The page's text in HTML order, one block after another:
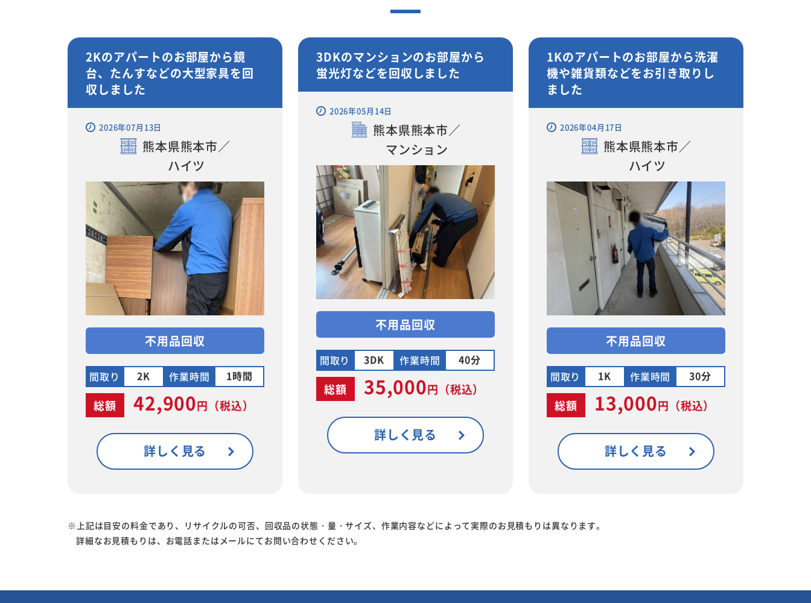
2Kのアパートのお部屋から鏡
台、たんすなどの大型家具を回
収しました
2026年07月13日
熊本県熊本市／
ハイツ
不用品回収
間取り 2K 作業時間 1時間
総額 42,900円 （税込）
詳しく見る
3DKのマンションのお部屋から
蛍光灯などを回収しました
2026年05月14日
熊本県熊本市／
マンション
不用品回収
間取り 3DK 作業時間 40分
総額 35,000円 （税込）
詳しく見る
1Kのアパートのお部屋から洗濯
機や雑貨類などをお引き取りし
ました
2026年04月17日
熊本県熊本市／
ハイツ
不用品回収
間取り 1K 作業時間 30分
総額 13,000円 （税込）
詳しく見る
※上記は目安の料金であり、リサイクルの可否、回収品の状態・量・サイズ、作業内容などによって実際のお見積もりは異なります。
詳細なお見積もりは、お電話またはメールにてお問い合わせください。